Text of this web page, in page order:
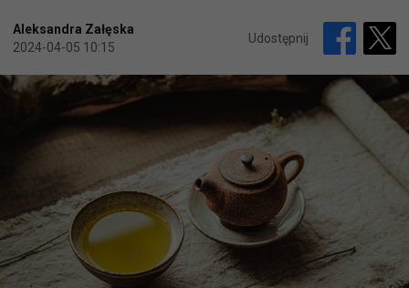
Aleksandra Załęska
2024-04-05 10:15
Udostępnij